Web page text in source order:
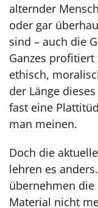
alternder
oder gar
sind – auch die
Ganzes
ethisch,
der Länge
fast eine
man meinen.
Doch die
lehren es
übernehmen
Material nicht